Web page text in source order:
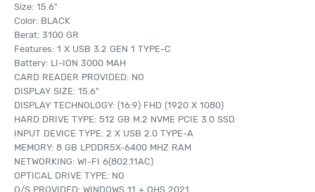
Size: 15.6"
Color: BLACK
Berat: 3100 GR
Features: 1 X USB 3.2 GEN 1 TYPE-C
Battery: LI-ION 3000 MAH
CARD READER PROVIDED: NO
DISPLAY SIZE: 15.6"
DISPLAY TECHNOLOGY: (16:9) FHD (1920 X 1080)
HARD DRIVE TYPE: 512 GB M.2 NVME PCIE 3.0 SSD
INPUT DEVICE TYPE: 2 X USB 2.0 TYPE-A
MEMORY: 8 GB LPDDR5X-6400 MHZ RAM
NETWORKING: WI-FI 6(802.11AC)
OPTICAL DRIVE TYPE: NO
O/S PROVIDED: WINDOWS 11 + OHS 2021